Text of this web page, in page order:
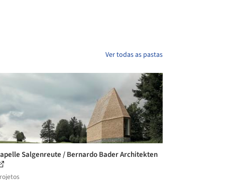
Ver todas as pastas
Salgenreute / Bernardo Bader Architekten